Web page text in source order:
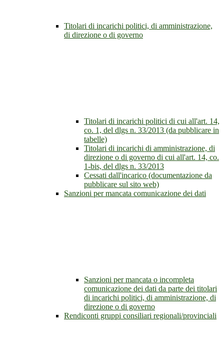
Titolari di incarichi politici, di amministrazione,
di direzione o di governo
Titolari di incarichi politici di cui all'art. 14,
co. 1, del dlgs n. 33/2013 (da pubblicare in
tabelle)
Titolari di incarichi di amministrazione, di
direzione o di governo di cui all'art. 14, co.
1-bis, del dlgs n. 33/2013
Cessati dall'incarico (documentazione da
pubblicare sul sito web)
Sanzioni per mancata comunicazione dei dati
Sanzioni per mancata o incompleta
comunicazione dei dati da parte dei titolari
di incarichi politici, di amministrazione, di
direzione o di governo
Rendiconti gruppi consiliari regionali/provinciali